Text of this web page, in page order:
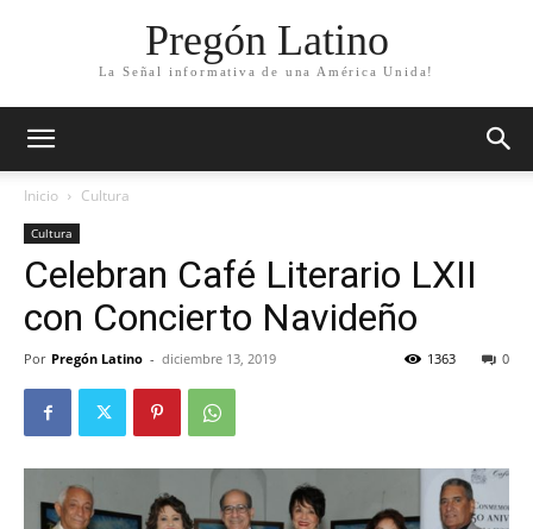
Pregón Latino
La Señal informativa de una América Unida!
Inicio Cultura
Cultura
Celebran Café Literario LXII
con Concierto Navideño
Por Pregón Latino - diciembre 13, 2019 0
1363